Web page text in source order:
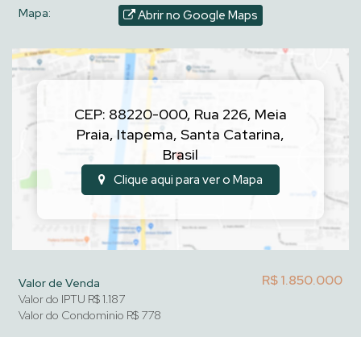
Mapa:
Abrir no Google Maps
CEP: 88220-000, Rua 226, Meia
Praia, Itapema, Santa Catarina,
Brasil
Clique aqui para ver o Mapa
R$1.850.000
Valor de Venda
Valor do IPTU R$1.187
Valor do Condominio R$ 778